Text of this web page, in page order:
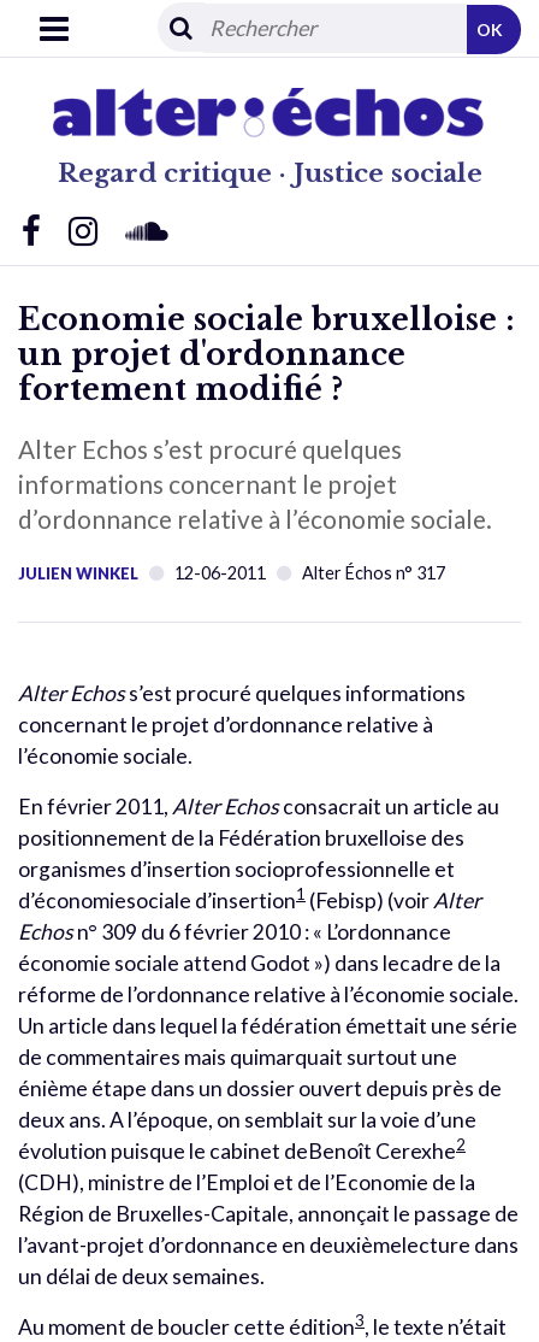
Regard critique · Justice sociale
OK
Economie sociale bruxelloise :
un projet d'ordonnance
fortement modifié ?
Alter Echos s’est procuré quelques
informations concernant le projet
d’ordonnance relative à l’économie sociale.
JULIEN WINKEL 12-06-2011 Alter Échos n° 317
Alter Echoss’est procuré quelques informations
concernant le projet d’ordonnance relative à
l’économie sociale.
En février 2011, Alter Echosconsacrait un article au
positionnement de la Fédération bruxelloise des
organismes d’insertion socioprofessionnelle et
d’économiesociale d’insertion1 (Febisp) (voirAlter
Echosn° 309 du 6 février 2010 : « L’ordonnance
économie sociale attend Godot ») dans lecadre de la
réforme de l’ordonnance relative à l’économie sociale.
Un article dans lequel la fédération émettait une série
de commentaires mais quimarquait surtout une
énième étape dans un dossier ouvert depuis près de
deux ans. A l’époque, on semblait sur la voie d’une
évolution puisque le cabinet deBenoît Cerexhe2
(CDH), ministre de l’Emploi et de l’Economie de la
Région de Bruxelles-Capitale, annonçait le passage de
l’avant-projet d’ordonnance en deuxièmelecture dans
un délai de deux semaines.
Au moment de boucler cette édition3, le texte n’était